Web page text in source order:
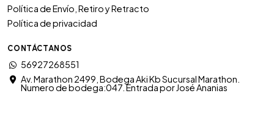
Política de Envío, Retiro y Retracto
Política de privacidad
CONTÁCTANOS
56927268551
Av. Marathon 2499, Bodega Aki Kb Sucursal Marathon.
Numero de bodega:047. Entrada por José Ananias